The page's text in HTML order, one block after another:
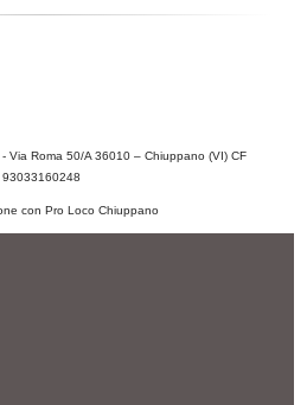
Via Roma 50/A 36010 – Chiuppano (VI) CF
93033160248
con Pro Loco Chiuppano